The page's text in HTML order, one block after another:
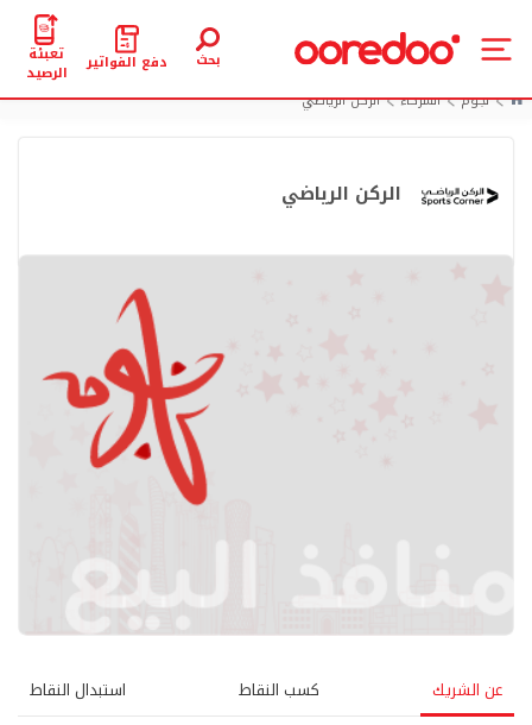
بحث دفع الفواتير تعبئة
الرصيد
نجوم
الشركاء الركن الرياضي
الركن الرياضي
عن الشريك كسب النقاط استبدال النقاط